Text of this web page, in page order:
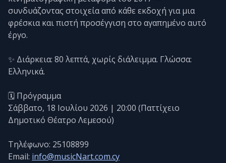
συνδυάζοντας στοιχεία από κάθε εκδοχή για μια
φρέσκια και πιστή προσέγγιση στο αγαπημένο αυτό
έργο.
✨ Διάρκεια: 80 λεπτά, χωρίς διάλειμμα. Γλώσσα:
Ελληνικά.
🗓️ Πρόγραμμα
Σάββατο, 18 Ιουλίου 2026 | 20:00 (Παττίχειο
Δημοτικό Θέατρο Λεμεσού)
Τηλέφωνο: 25108899
Email: info@musicNart.com.cy